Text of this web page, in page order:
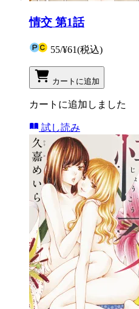
情交 第1話
55/¥61(税込)
カートに追加
カートに追加しました
試し読み